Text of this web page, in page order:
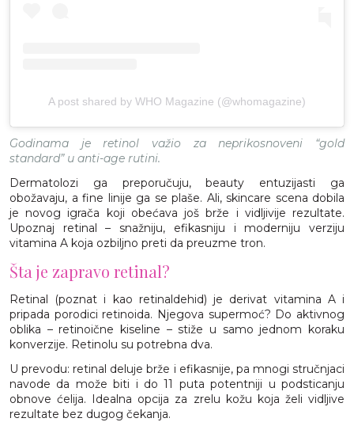
A post shared by WHO Magazine (@whomagazine)
Godinama je retinol važio za neprikosnoveni “gold
standard” u anti-age rutini.
Dermatolozi ga preporučuju, beauty entuzijasti ga
obožavaju, a fine linije ga se plaše. Ali, skincare scena dobila
je novog igrača koji obećava još brže i vidljivije rezultate.
Upoznaj retinal – snažniju, efikasniju i moderniju verziju
vitamina A koja ozbiljno preti da preuzme tron.
Šta je zapravo retinal?
Retinal (poznat i kao retinaldehid) je derivat vitamina A i
pripada porodici retinoida. Njegova supermoć? Do aktivnog
oblika – retinoične kiseline – stiže u samo jednom koraku
konverzije. Retinolu su potrebna dva.
U prevodu: retinal deluje brže i efikasnije, pa mnogi stručnjaci
navode da može biti i do 11 puta potentniji u podsticanju
obnove ćelija. Idealna opcija za zrelu kožu koja želi vidljive
rezultate bez dugog čekanja.